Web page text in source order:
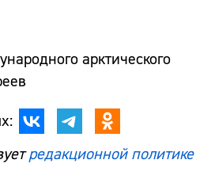
арктического
редакционной политике